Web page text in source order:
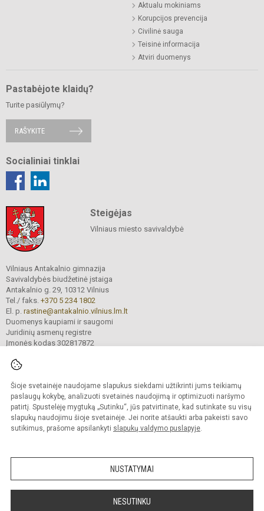
Šioje svetainėje naudojame slapukus siekdami užtikrinti jums teikiamų
paslaugų kokybę, analizuoti svetainės naudojimą ir optimizuoti naršymo
patirtį. Spustelėję mygtuką „Sutinku“, jūs patvirtinate, kad sutinkate su visų
slapukų naudojimu šioje svetainėje. Jei norite atšaukti arba pakeisti savo
sutikimus, prašome apsilankyti slapukų valdymo puslapyje.
NUSTATYMAI
NESUTINKU
Aktualu mokiniams
Korupcijos prevencija
Civilinė sauga
Teisinė informacija
Atviri duomenys
Pastabėjote klaidų?
Turite pasiūlymų?
RAŠYKITE
Socialiniai tinklai
Steigėjas
Vilniaus miesto savivaldybė
Vilniaus Antakalnio gimnazija
Savivaldybės biudžetinė įstaiga
Antakalnio g. 29, 10312 Vilnius
Tel./ faks. +370 5 234 1802
El. p. rastine@antakalnio.vilnius.lm.lt
Duomenys kaupiami ir saugomi
Juridinių asmenų registre
Įmonės kodas 302817872
© 2026. Vilniaus Antakalnio gimnazija. Visos teisės saugomos.
Kopijuoti turinį be raštiško gimnazijos sutikimo griežtai draudžiama.
Versija neįgaliesiems Slapukų valdymas